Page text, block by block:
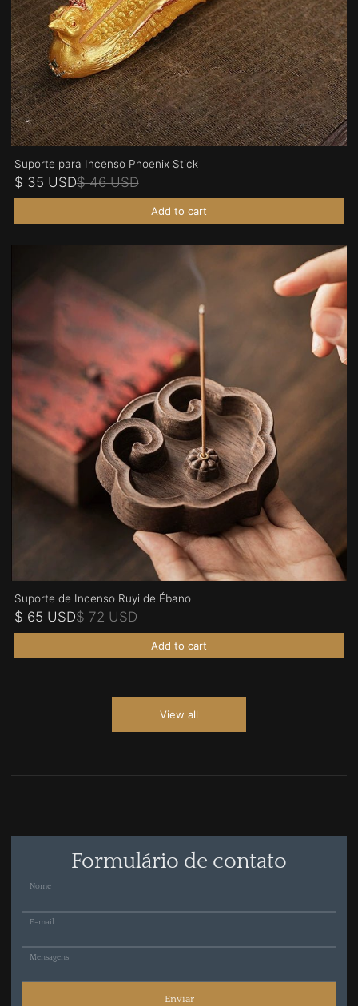
Suporte para Incenso Phoenix Stick
$ 35 USD$ 46 USD
Add to cart
Suporte de Incenso Ruyi de Ébano
$ 65 USD$ 72 USD
Add to cart
View all
Formulário de contato
Nome
E-mail
Mensagens
Enviar